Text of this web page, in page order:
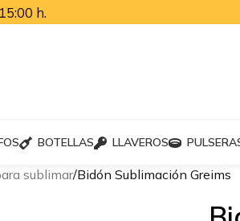
h.
BOTELLAS LLAVEROS
sublimar Bidón Sublimación Greims